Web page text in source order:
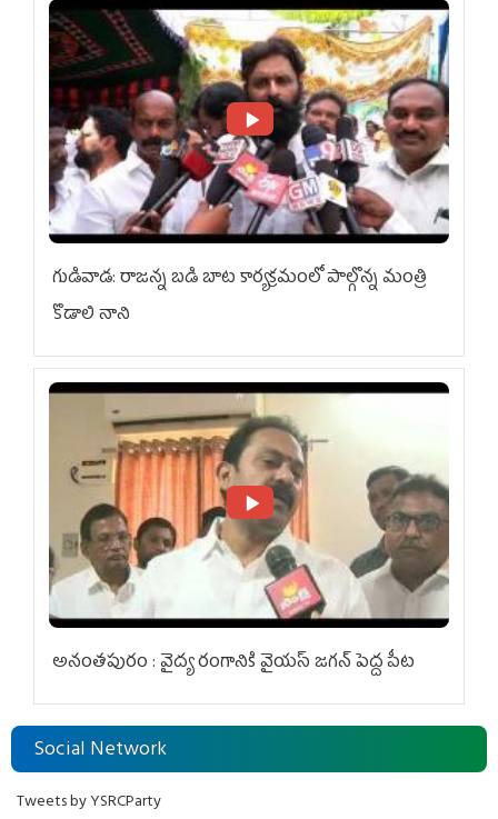
గుడివాడ: రాజన్న బడి బాట కార్యక్రమంలో పాల్గొన్న మంత్రి
కొడాలి నాని
అనంతపురం : వైద్య రంగానికి వైయ‌స్ జ‌గ‌న్ పెద్ద పీట
Social Network
Tweets by YSRCParty